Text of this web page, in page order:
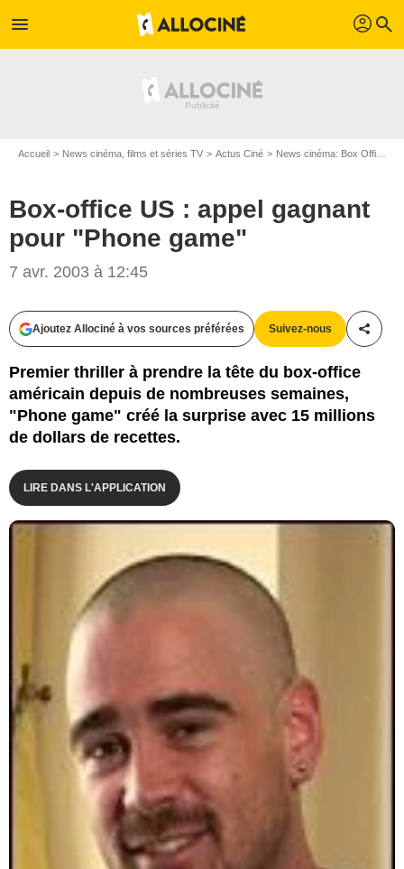
menu profil search
Accueil News cinéma, films et séries TV Actus Ciné News cinéma: Box Office
Box-office US : appel gagnant
pour "Phone game"
7 avr. 2003 à 12:45
Ajoutez Allociné à vos sources préférées Suivez-nous
Premier thriller à prendre la tête du box-office
américain depuis de nombreuses semaines,
"Phone game" créé la surprise avec 15 millions
de dollars de recettes.
LIRE DANS L'APPLICATION